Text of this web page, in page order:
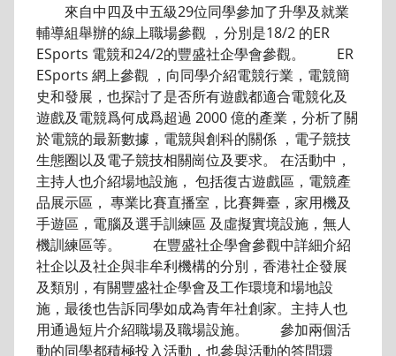
來自中四及中五級29位同學參加了升學及就業
輔導組舉辦的線上職場參觀 ，分別是18/2 的ER
ESports 電競和24/2的豐盛社企學會參觀。 ER
ESports 網上參觀 ，向同學介紹電競行業，電競簡
史和發展，也探討了是否所有遊戲都適合電競化及
遊戲及電競爲何成爲超過 2000 億的產業，分析了關
於電競的最新數據，電競與創科的關係 ，電子競技
生態圈以及電子競技相關崗位及要求。 在活動中，
主持人也介紹場地設施， 包括復古遊戲區，電競產
品展示區， 專業比賽直播室，比賽舞臺，家用機及
手遊區，電腦及選手訓練區 及虛擬實境設施，無人
機訓練區等。 在豐盛社企學會參觀中詳細介紹
社企以及社企與非牟利機構的分別，香港社企發展
及類別，有關豐盛社企學會及工作環境和場地設
施，最後也告訴同學如成為青年社創家。主持人也
用通過短片介紹職場及職場設施。 參加兩個活
動的同學都積極投入活動，也參與活動的答問環